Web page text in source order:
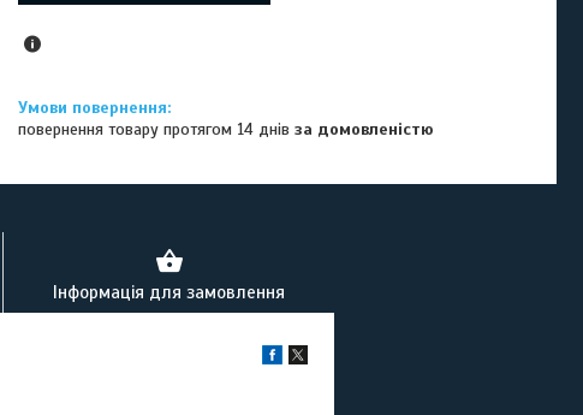
повернення товару протягом 14 днівза домовленістю
Інформація для замовлення